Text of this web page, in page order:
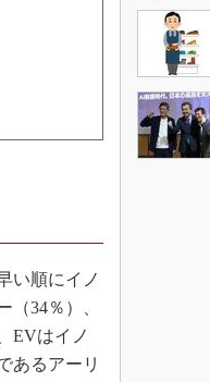
い順にイノ
34％）、
EVはイノ
あるアーリ